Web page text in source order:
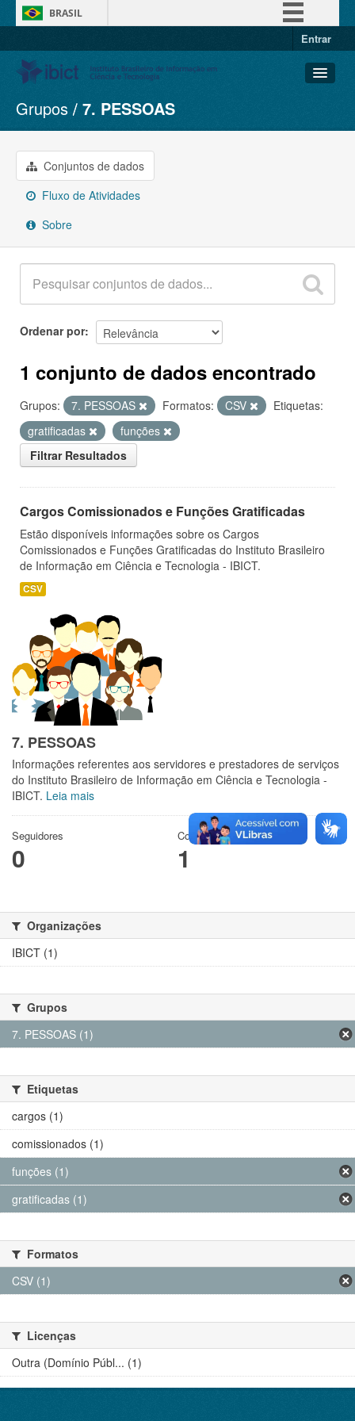
BRASIL
Entrar
Conjuntos de dados
Organizações
Grupos
Sobre
Grupos 7. PESSOAS
Conjuntos de dados
Fluxo de Atividades
Sobre
Ordenar por
1 conjunto de dados encontrado
Grupos: 7. PESSOAS Formatos: CSV
Etiquetas:
gratificadas
funções
Filtrar Resultados
Cargos Comissionados e Funções Gratificadas
Estão disponíveis informações sobre os Cargos
Comissionados e Funções Gratificadas do Instituto Brasileiro
de Informação em Ciência e Tecnologia - IBICT.
CSV
7. PESSOAS
Informações referentes aos servidores e prestadores de serviços
do Instituto Brasileiro de Informação em Ciência e Tecnologia -
IBICT. Leia mais
Seguidores
0
Conjuntos de dados
1
Organizações
IBICT (1)
Grupos
7. PESSOAS (1)
Etiquetas
cargos (1)
comissionados (1)
funções (1)
gratificadas (1)
Formatos
CSV (1)
Licenças
Outra (Domínio Públ... (1)